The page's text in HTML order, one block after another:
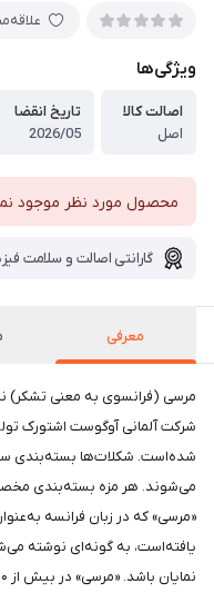
ویژگی‌ها
اصالت کالا
اصل
تاریخ انقضا
2026/05
محصول مورد نظر موجود
گارانتی اصالت و سلامت
معرفی
مرسی (فرانسوی به معنی تشکر)
شده‌است. شکلات‌ها بسته‌بندی
می‌شوند. هر مزه بسته‌بندی
«مرسی» که در زبان فرانسه
یافته‌است، به گونه‌ای نوشته
نمایان باشد. «مرسی» در بیش از ۱۰۰ کشور جهان به فروش می‌رسد.